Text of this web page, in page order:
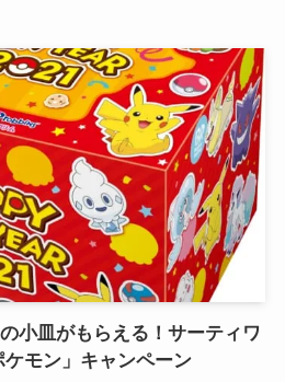
小皿がもらえる！サーティワ
モン」キャンペーン